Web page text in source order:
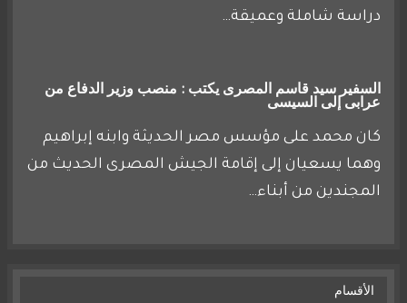
دراسة شاملة وعميقة…
السفير سيد قاسم المصرى يكتب : منصب وزير الدفاع من
عرابى إلى السيسى
كان محمد على مؤسس مصر الحديثة وابنه إبراهيم
وهما يسعيان إلى إقامة الجيش المصرى الحديث من
المجندين من أبناء…
الأقسام